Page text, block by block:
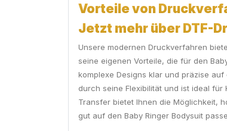
Vorteile von
Jetzt mehr über DTF-
Unsere modernen Druckverfahren
seine eigenen Vorteile, die für den
komplexe Designs klar und präzise
durch seine Flexibilität und ist ideal
Transfer bietet Ihnen die Möglichkeit,
gut auf den Baby Ringer Bodysuit